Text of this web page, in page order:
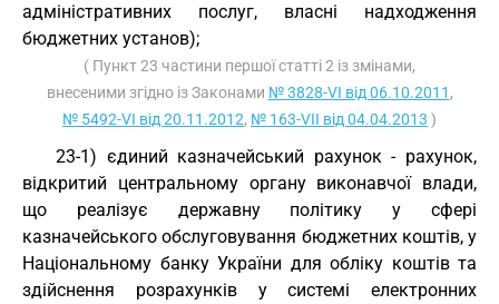
адміністративних послуг, власні надходження
бюджетних установ);
( Пункт 23 частини першої статті 2 із змінами,
внесеними згідно із Законами № 3828-VI від 06.10.2011 ,
№ 5492-VI від 20.11.2012, № 163-VII від 04.04.2013 )
23-1) єдиний казначейський рахунок - рахунок,
відкритий центральному органу виконавчої влади,
що реалізує державну політику у сфері
казначейського обслуговування бюджетних коштів, у
Національному банку України для обліку коштів та
здійснення розрахунків у системі електронних